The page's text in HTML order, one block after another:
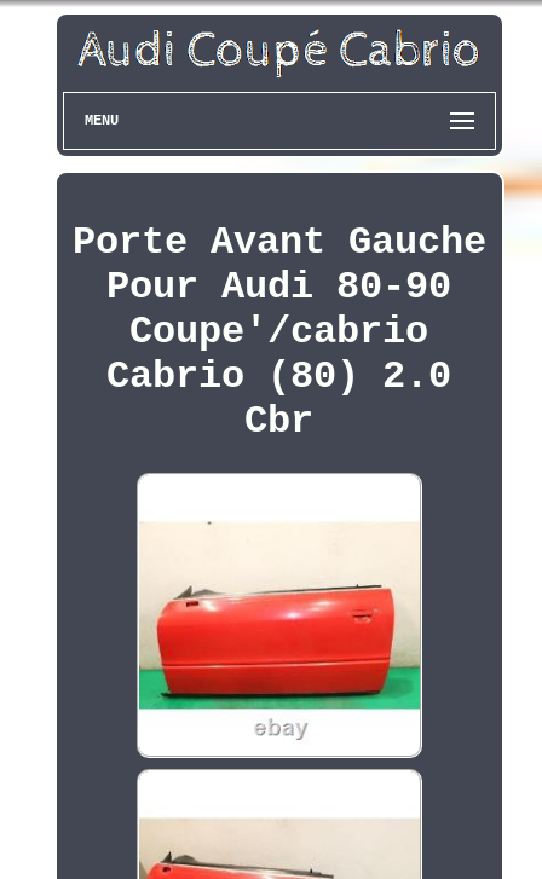
MENU
Porte Avant Gauche
Pour Audi 80-90
Coupe'/cabrio
Cabrio (80) 2.0
Cbr